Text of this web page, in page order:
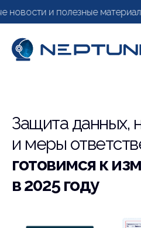
новости и полезные
Защита данных,
и меры
готовимся к
в 2025 году